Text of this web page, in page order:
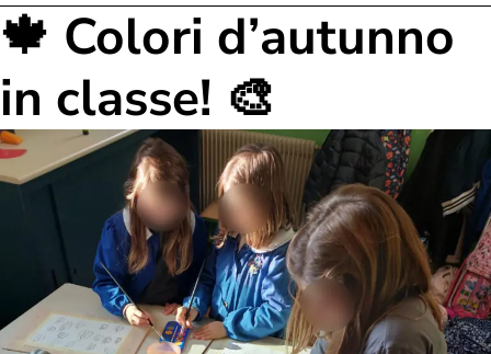
🍁 Colori d’autunno
in classe! 🎨